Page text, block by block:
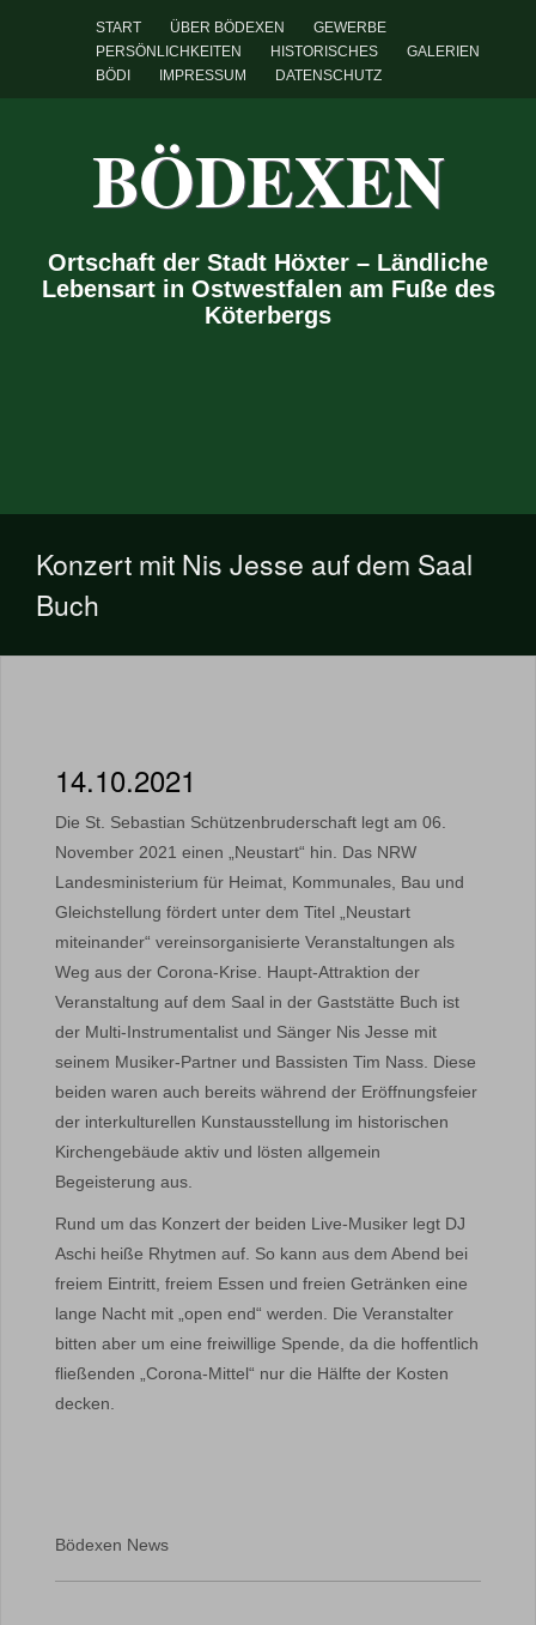
START ÜBER BÖDEXEN
GEWERBE
PERSÖNLICHKEITEN
HISTORISCHES
GALERIEN
BÖDI
IMPRESSUM DATENSCHUTZ
BÖDEXEN
Ortschaft der Stadt Höxter – Ländliche
Lebensart in Ostwestfalen am Fuße des
Köterbergs
Konzert mit Nis Jesse auf dem Saal
Buch
14.10.2021
Die St. Sebastian Schützenbruderschaft legt am 06.
November 2021 einen „Neustart“ hin. Das NRW
Landesministerium für Heimat, Kommunales, Bau und
Gleichstellung fördert unter dem Titel „Neustart
miteinander“ vereinsorganisierte Veranstaltungen als
Weg aus der Corona-Krise. Haupt-Attraktion der
Veranstaltung auf dem Saal in der Gaststätte Buch ist
der Multi-Instrumentalist und Sänger Nis Jesse mit
seinem Musiker-Partner und Bassisten Tim Nass. Diese
beiden waren auch bereits während der Eröffnungsfeier
der interkulturellen Kunstausstellung im historischen
Kirchengebäude aktiv und lösten allgemein
Begeisterung aus.
Rund um das Konzert der beiden Live-Musiker legt DJ
Aschi heiße Rhytmen auf. So kann aus dem Abend bei
freiem Eintritt, freiem Essen und freien Getränken eine
lange Nacht mit „open end“ werden. Die Veranstalter
bitten aber um eine freiwillige Spende, da die hoffentlich
fließenden „Corona-Mittel“ nur die Hälfte der Kosten
decken.
Bödexen News